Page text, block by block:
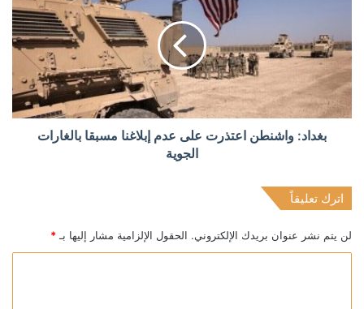
بغداد: واشنطن اعتذرت على عدم إبلاغنا مسبقا بالغارات
الجوية
اترك تعليقاً
لن يتم نشر عنوان بريدك الإلكتروني. الحقول الإلزامية مشار إليها بـ *